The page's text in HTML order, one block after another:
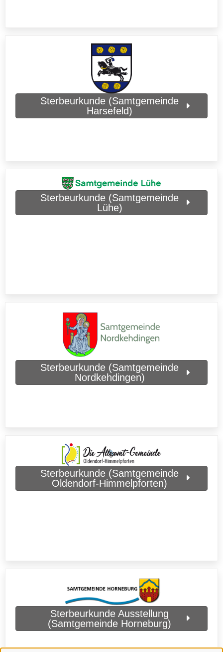
Sterbeurkunde (Samtgemeinde
Harsefeld)
Sterbeurkunde (Samtgemeinde
Lühe)
Sterbeurkunde (Samtgemeinde
Nordkehdingen)
Sterbeurkunde (Samtgemeinde
Oldendorf-Himmelpforten)
Sterbeurkunde Ausstellung
(Samtgemeinde Horneburg)